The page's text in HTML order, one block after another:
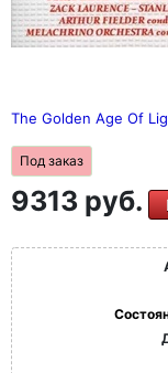
The Golden Age Of
Под заказ
9313 руб.